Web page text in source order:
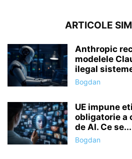
ARTICOLE
Anthropic
modelele
ilegal
Bogdan
UE impune
obligatorie a
de AI. Ce se...
Bogdan